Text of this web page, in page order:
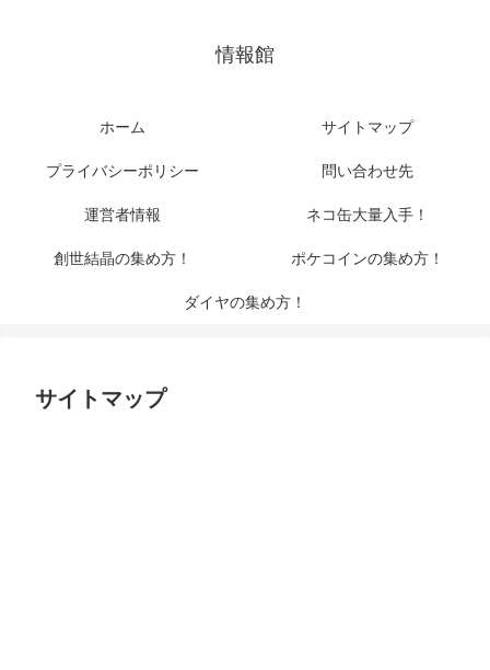
情報館
ホーム サイトマップ
プライバシーポリシー 問い合わせ先
運営者情報 ネコ缶大量入手！
創世結晶の集め方！ ポケコインの集め方！
ダイヤの集め方！
サイトマップ